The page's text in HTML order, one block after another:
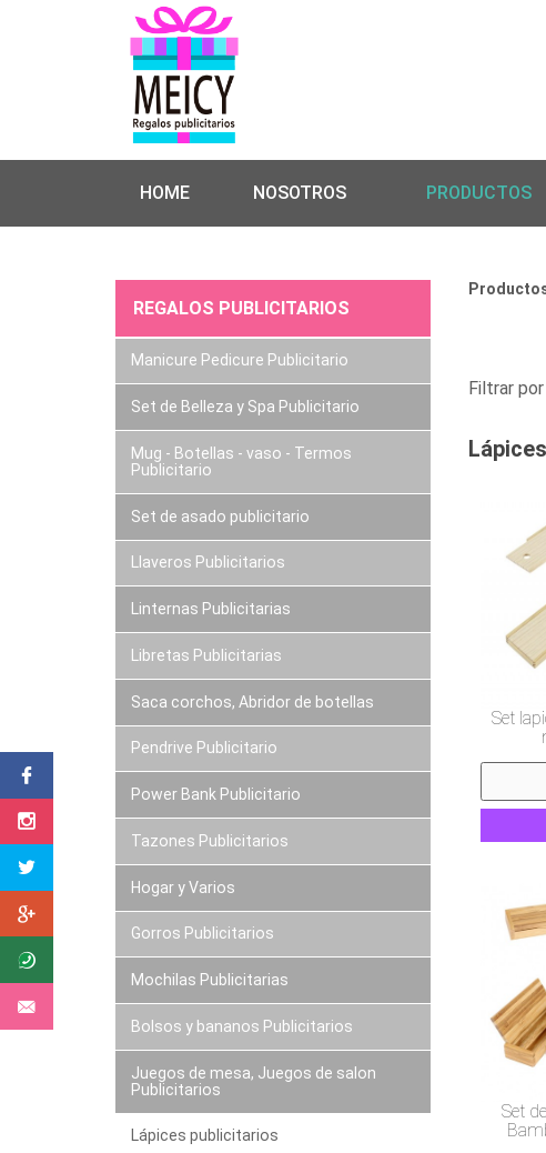
HOME NOSOTROS PRODUCTOS
REGALOS PUBLICITARIOS
Manicure Pedicure Publicitario
Set de Belleza y Spa Publicitario
Mug - Botellas - vaso - Termos
Publicitario
Set de asado publicitario
Llaveros Publicitarios
Linternas Publicitarias
Libretas Publicitarias
Saca corchos, Abridor de botellas
Pendrive Publicitario
Power Bank Publicitario
Tazones Publicitarios
Hogar y Varios
Gorros Publicitarios
Mochilas Publicitarias
Bolsos y bananos Publicitarios
Juegos de mesa, Juegos de salon
Publicitarios
Lápices publicitarios
Filtrar por
Set
Set